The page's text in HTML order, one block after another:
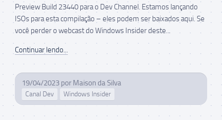
Preview Build 23440 para o Dev Channel. Estamos lançando
ISOs para esta compilação – eles podem ser baixados aqui. Se
você perder o webcast do Windows Insider deste...
Continuar lendo...
19/04/2023 por Maison da Silva
Canal Dev Windows Insider